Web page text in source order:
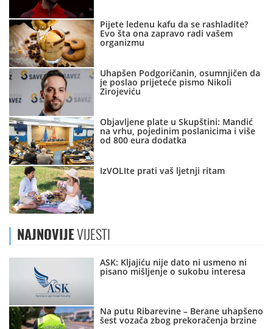
Pijete ledenu kafu da se rashladite?
Evo šta ona zapravo radi vašem
organizmu
Uhapšen Podgoričanin, osumnjičen da
je poslao prijeteće pismo Nikoli
Zirojeviću
Objavljene plate u Skupštini: Mandić
na vrhu, pojedinim poslanicima i više
od 800 eura dodatka
IzVOLIte prati vaš ljetnji ritam
NAJNOVIJEVIJESTI
ASK: Kljajiću nije dato ni usmeno ni
pisano mišljenje o sukobu interesa
Na putu Ribarevine – Berane uhapšeno
šest vozača zbog prekoračenja brzine